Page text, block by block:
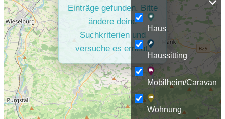
Einträge gefunden. Bitte
ändere deine
Suchkriterien und
versuche es erneut.
Haus
Haussitting
Mobilheim/Caravan
Wohnung